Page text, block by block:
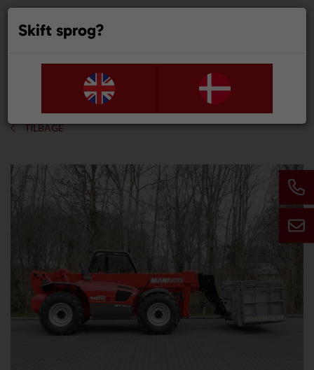
TILBAGE

Skift sprog?